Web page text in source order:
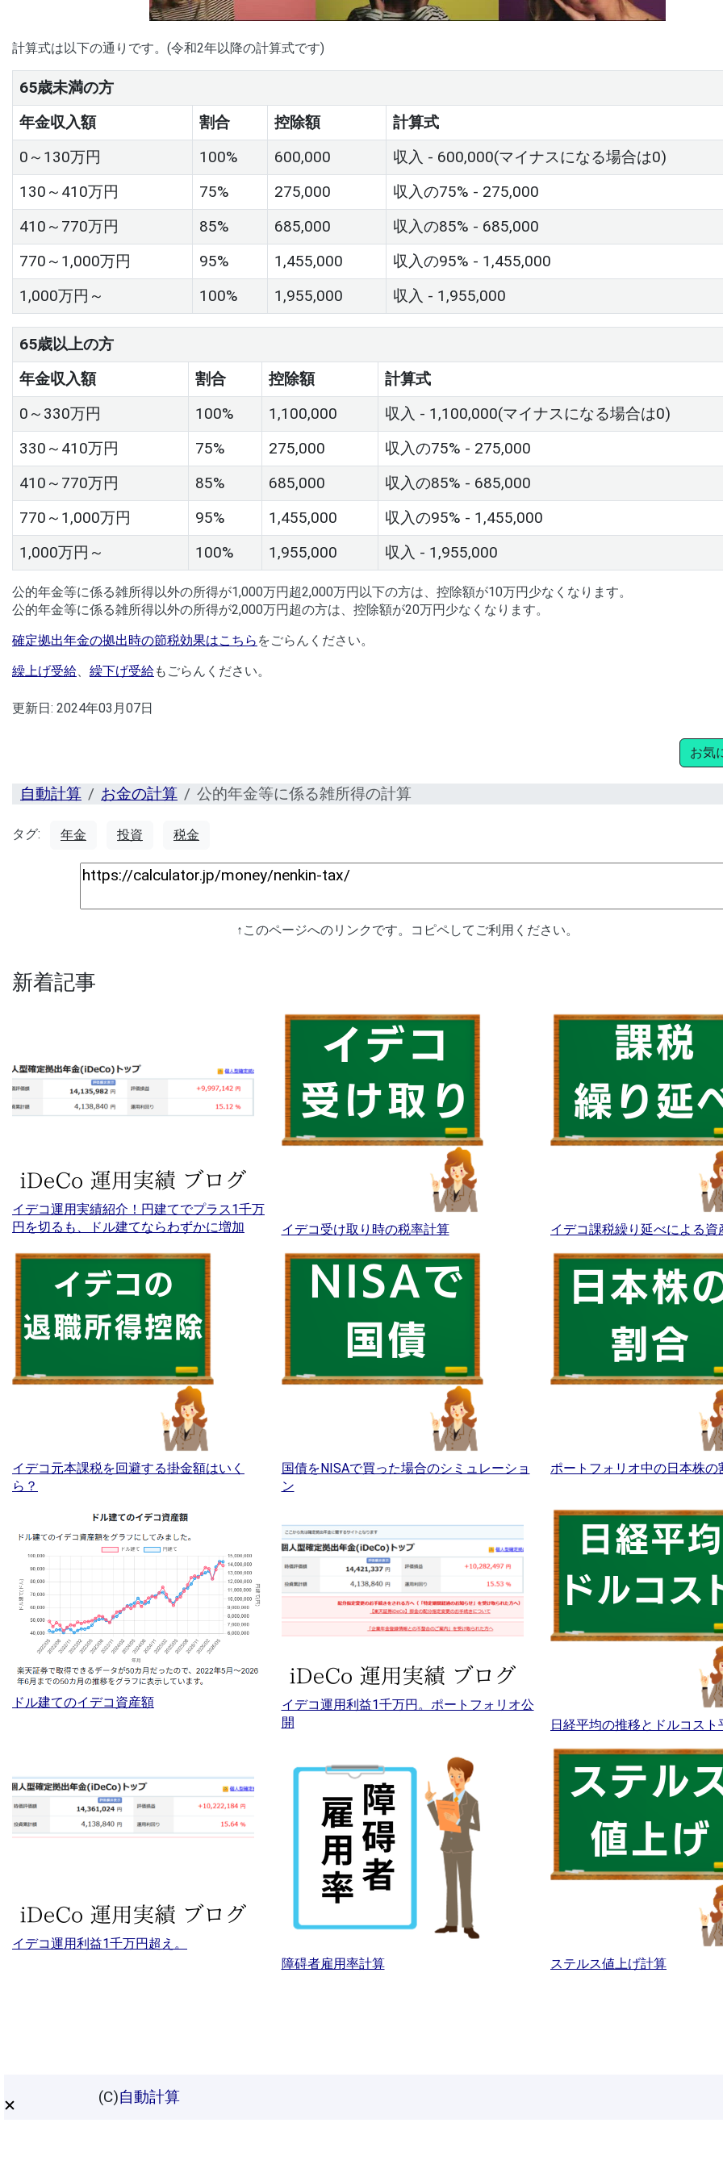
00:00 [ TRUVID ] PEOPLE DANCING
計算式は以下の通りです。(令和2年以降の計算式です)
65歳未満の方
年金収入額
割合 控除額
計算式
0～130万円
100% 600,000
収入 - 600,000(マイナスになる場合は0)
130～410万円
75% 275,000
収入の75% - 275,000
410～770万円
85% 685,000
収入の85% - 685,000
770～1,000万円
95% 1,455,000
収入の95% - 1,455,000
1,000万円～
100% 1,955,000 収入 - 1,955,000
65歳以上の方
年金収入額
割合 控除額
計算式
0～330万円
100% 1,100,000
収入 - 1,100,000(マイナスになる場合は0)
330～410万円
75% 275,000
収入の75% - 275,000
410～770万円
85% 685,000
収入の85% - 685,000
770～1,000万円
95% 1,455,000
収入の95% - 1,455,000
1,000万円～
100% 1,955,000 収入 - 1,955,000
公的年金等に係る雑所得以外の所得が1,000万円超2,000万円以下の方は、控除額が10万円少なくなります。
公的年金等に係る雑所得以外の所得が2,000万円超の方は、控除額が20万円少なくなります。
確定拠出年金の拠出時の節税効果はこちら をごらんください。
繰上げ受給、 繰下げ受給もごらんください。
更新日: 2024年03月07日
お気
自動計算 お金の計算 公的年金等に係る雑所得の計算
タグ: 年金 投資 税金
↑このページへのリンクです。コピペしてご利用ください。
新着記事
イデコ運用実績紹介！円建てでプラス1千万
円を切るも、ドル建てならわずかに増加
イデコ受け取り時の税率計算 イデコ課税繰り延べによる資
イデコ元本課税を回避する掛金額はいく
ら？
国債をNISAで買った場合のシミュレーショ
ン
ポートフォリオ中の日本株の
ドル建てのイデコ資産額
イデコ運用利益1千万円。ポートフォリオ公
開
日経平均の推移とドルコスト
イデコ運用利益1千万円超え。
障碍者雇用率計算
ステルス値上げ計算
(C)自動計算